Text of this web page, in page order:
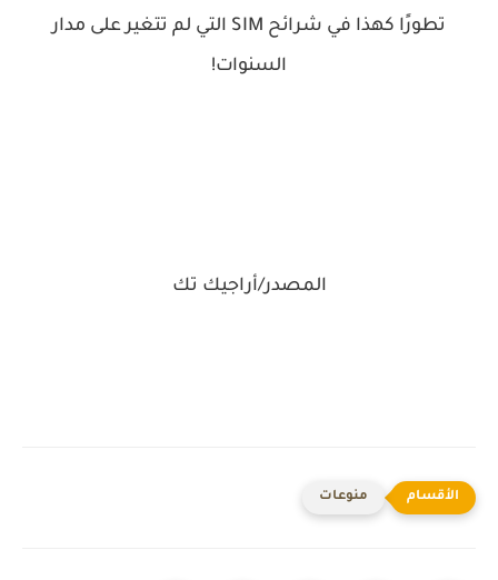
تطورًا كهذا في شرائح SIM التي لم تتغير على مدار
السنوات!
المصدر/أراجيك تك
منوعات